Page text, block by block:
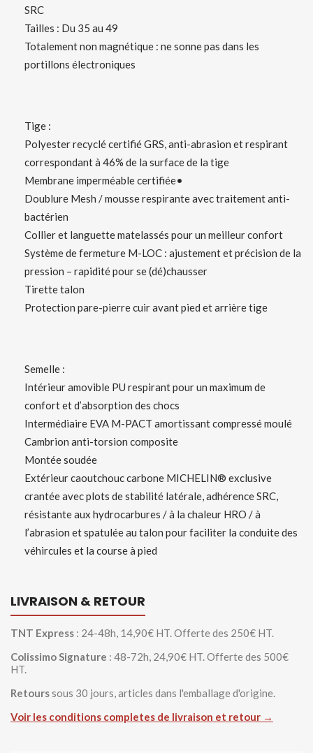
SRC
Tailles : Du 35 au 49
Totalement non magnétique : ne sonne pas dans les
portillons électroniques
Tige :
Polyester recyclé certifié GRS, anti-abrasion et respirant
correspondant à 46% de la surface de la tige
Membrane imperméable certifiée•
Doublure Mesh / mousse respirante avec traitement anti-
bactérien
Collier et languette matelassés pour un meilleur confort
Système de fermeture M-LOC : ajustement et précision de la
pression – rapidité pour se (dé)chausser
Tirette talon
Protection pare-pierre cuir avant pied et arrière tige
Semelle :
Intérieur amovible PU respirant pour un maximum de
confort et d’absorption des chocs
Intermédiaire EVA M-PACT amortissant compressé moulé
Cambrion anti-torsion composite
Montée soudée
Extérieur caoutchouc carbone MICHELIN® exclusive
crantée avec plots de stabilité latérale, adhérence SRC,
résistante aux hydrocarbures / à la chaleur HRO / à
l’abrasion et spatulée au talon pour faciliter la conduite des
véhircules et la course à pied
LIVRAISON & RETOUR
TNT Express : 24-48h, 14,90€ HT. Offerte des 250€ HT.
Colissimo Signature : 48-72h, 24,90€ HT. Offerte des 500€
HT.
Retourssous 30 jours, articles dans l'emballage d'origine.
Voir les conditions completes de livraison et retour →